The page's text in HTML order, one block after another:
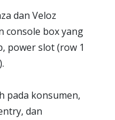
dan Veloz
console box yang
power slot (row 1
pada konsumen,
dan